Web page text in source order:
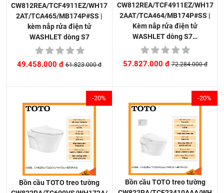
CW812REA/TCF4911EZ/WH17
2AT/TCA465/MB174P#SS |
kèm nắp rửa điện tử
WASHLET dòng S7
49.458.000 đ 61.823.000 đ
CW812REA/TCF4911EZ/WH17
2AAT/TCA464/MB174P#SS |
Kèm nắp rửa điện tử
WASHLET dòng S7…
57.827.000 đ 72.284.000 đ
-20%
Bồn cầu TOTO treo tường
-20%
Bồn cầu TOTO treo tường